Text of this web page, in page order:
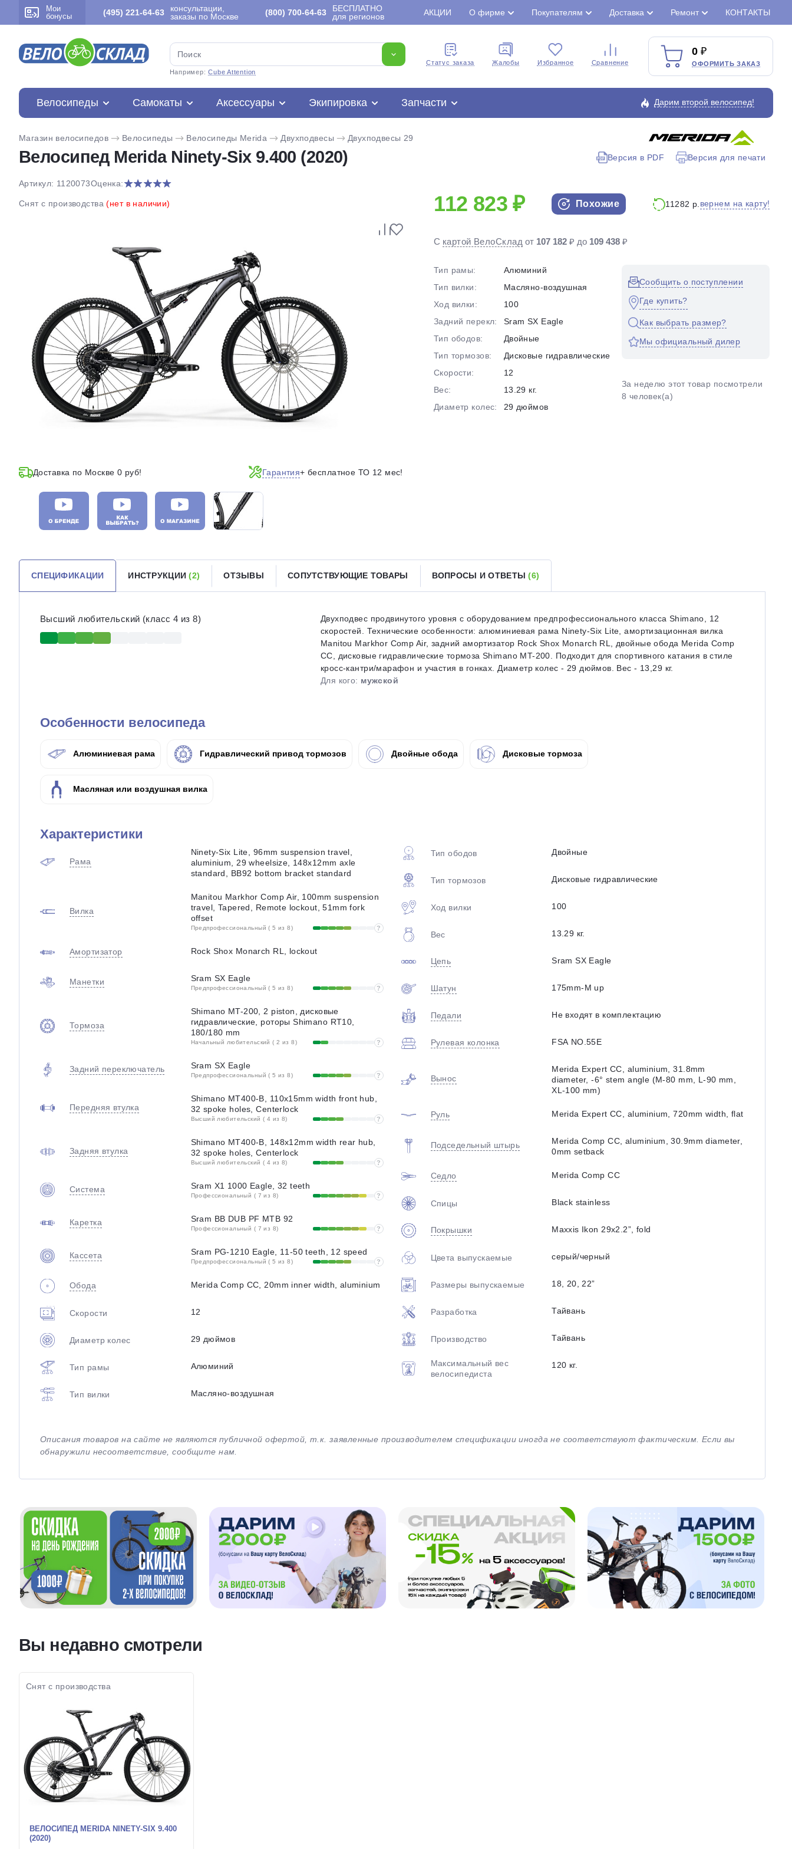
Мои
бонусы
(495) 221-64-63
консультации,
заказы по Москве
(800) 700-64-63
БЕСПЛАТНО
для регионов
АКЦИИ О фирме Покупателям Доставка Ремонт КОНТАКТЫ
Например:Cube Attention
Cтатус заказа Жалобы Избранное Сравнение
0
ОФОРМИТЬ ЗАКАЗ
Велосипеды Самокаты Аксессуары Экипировка Запчасти Дарим второй велосипед!
Магазин велосипедов Велосипеды Велосипеды Merida Двухподвесы Двухподвесы 29
Велосипед Merida Ninety-Six 9.400 (2020) Версия в PDF Версия для печати
Артикул: 1120073Оценка:
Снят с производства(нет в наличии)
Доставка по Москве 0 руб! Гарантия+ бесплатное ТО 12 мес!
112 823 ₽ Похожие 11282 р. вернем на карту!
С картой ВелоСклад от 107 182 ₽ до 109 438 ₽
Тип рамы:
Алюминий
Тип вилки:
Масляно-воздушная
Ход вилки:
100
Задний перекл:
Sram SX Eagle
Тип ободов:
Двойные
Тип тормозов:
Дисковые гидравлические
Скорости:
12
Вес:
13.29 кг.
Диаметр колес:
29 дюймов
Сообщить о поступлении
Где купить?
Как выбрать размер?
Мы официальный дилер
За неделю этот товар посмотрели
8 человек(а)
СПЕЦИФИКАЦИИ ИНСТРУКЦИИ(2) ОТЗЫВЫ СОПУТСТВУЮЩИЕ ТОВАРЫ ВОПРОСЫ И ОТВЕТЫ(6)
Высший любительский (класс 4 из 8)
Двухподвес продвинутого уровня с оборудованием предпрофессионального класса Shimano, 12
скоростей. Технические особенности: алюминиевая рама Ninety-Six Lite, амортизационная вилка
Manitou Markhor Comp Air, задний амортизатор Rock Shox Monarch RL, двойные обода Merida Comp
CC, дисковые гидравлические тормоза Shimano MT-200. Подходит для спортивного катания в стиле
кросс-кантри/марафон и участия в гонках. Диаметр колес - 29 дюймов. Вес - 13,29 кг.
Для кого: мужской
Особенности велосипеда
Алюминиевая рама Гидравлический привод тормозов Двойные обода Дисковые тормоза
Масляная или воздушная вилка
Характеристики
Рама
Ninety-Six Lite, 96mm suspension travel,
aluminium, 29 wheelsize, 148x12mm axle
standard, BB92 bottom bracket standard
Вилка
Manitou Markhor Comp Air, 100mm suspension
travel, Tapered, Remote lockout, 51mm fork
offset
Предпрофессиональный ( 5 из 8) ?
Амортизатор Rock Shox Monarch RL, lockout
Манетки Sram SX Eagle
Предпрофессиональный ( 5 из 8) ?
Тормоза
Shimano MT-200, 2 piston, дисковые
гидравлические, роторы Shimano RT10,
180/180 mm
Начальный любительский ( 2 из 8) ?
Задний переключатель Sram SX Eagle
Предпрофессиональный ( 5 из 8) ?
Передняя втулка
Shimano MT400-B, 110x15mm width front hub,
32 spoke holes, Centerlock
Высший любительский ( 4 из 8) ?
Задняя втулка
Shimano MT400-B, 148x12mm width rear hub,
32 spoke holes, Centerlock
Высший любительский ( 4 из 8) ?
Система Sram X1 1000 Eagle, 32 teeth
Профессиональный ( 7 из 8) ?
Каретка Sram BB DUB PF MTB 92
Профессиональный ( 7 из 8) ?
Кассета Sram PG-1210 Eagle, 11-50 teeth, 12 speed
Предпрофессиональный ( 5 из 8) ?
Обода Merida Comp CC, 20mm inner width, aluminium
Скорости 12
Диаметр колес 29 дюймов
Тип рамы Алюминий
Тип вилки Масляно-воздушная
Тип ободов Двойные
Тип тормозов Дисковые гидравлические
Ход вилки 100
Вес 13.29 кг.
Цепь Sram SX Eagle
Шатун 175mm-M up
Педали Не входят в комплектацию
Рулевая колонка FSA NO.55E
Вынос
Merida Expert CC, aluminium, 31.8mm
diameter, -6° stem angle (M-80 mm, L-90 mm,
XL-100 mm)
Руль Merida Expert CC, aluminium, 720mm width, flat
Подседельный штырь
Merida Comp CC, aluminium, 30.9mm diameter,
0mm setback
Седло Merida Comp CC
Спицы Black stainless
Покрышки Maxxis Ikon 29x2.2”, fold
Цвета выпускаемые серый/черный
Размеры выпускаемые 18, 20, 22”
Разработка Тайвань
Производство Тайвань
Максимальный вес
велосипедиста
120 кг.
Описания товаров на сайте не являются публичной офертой, т.к. заявленные производителем спецификации иногда не соответствуют фактическим. Если вы
обнаружили несоответствие, сообщите нам.
Вы недавно смотрели
Снят с производства
ВЕЛОСИПЕД MERIDA NINETY-SIX 9.400
(2020)
Разбейте
на части без переплат
График платежей
Сегодня
25%
Оставшиеся75% будутсписываться
Подробнееоб оплате Плайтом
раз в 2
недели
Остались вопросы?